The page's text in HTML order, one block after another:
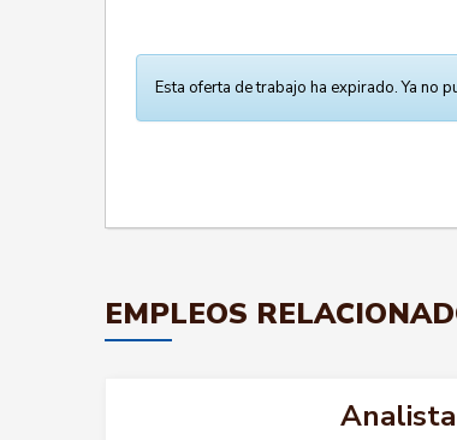
Esta oferta de trabajo ha expirado. Ya no
EMPLEOS